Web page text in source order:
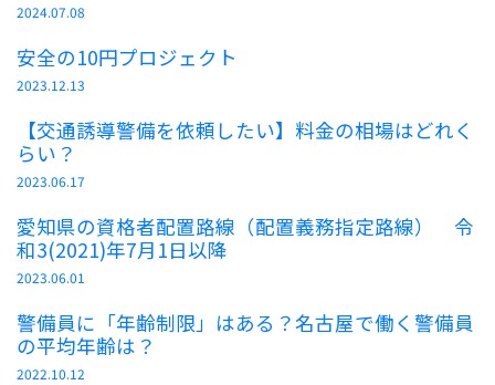
2024.07.08
安全の10円プロジェクト
2023.12.13
【交通誘導警備を依頼したい】料金の相場はどれく
らい？
2023.06.17
愛知県の資格者配置路線（配置義務指定路線） 令
和3(2021)年7月1日以降
2023.06.01
警備員に「年齢制限」はある？名古屋で働く警備員
の平均年齢は？
2022.10.12